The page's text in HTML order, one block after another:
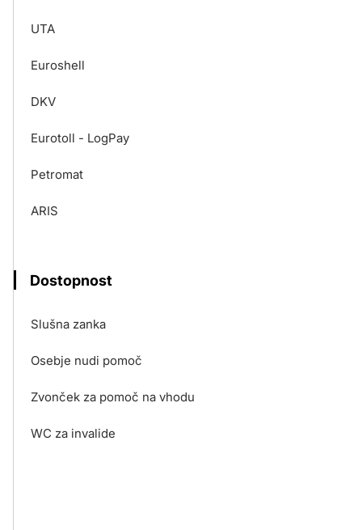
UTA
Euroshell
DKV
Eurotoll - LogPay
Petromat
ARIS
Dostopnost
Slušna zanka
Osebje nudi pomoč
Zvonček za pomoč na vhodu
WC za invalide